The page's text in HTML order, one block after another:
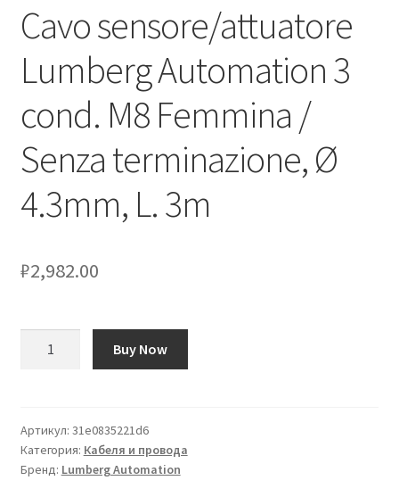
Мой аккаунт
Оставить отзыв
Оформление заказа
Подтверждение заказа
Скидки
Cavo sensore/attuatore
Lumberg Automation 3
cond. M8 Femmina /
Senza terminazione, Ø
4.3mm, L. 3m
₽2,982.00
Lumberg
Automation
3
Buy Now
Артикул: 31e0835221d6
Категория: Кабеля и провода
Бренд: Lumberg Automation